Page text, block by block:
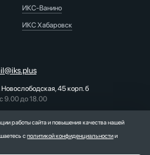
ИКС-Ванино
ИКС Хабаровск
45 корп. б
9.00 до 18.00
pr@iks.plus
работы сайта и повышения качества нашей
сполитикой конфиденциальностии